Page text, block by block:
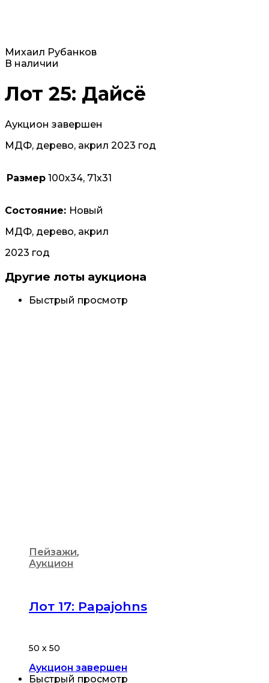
Михаил Рубанков
В наличии
Лот 25: Дайсё
Аукцион завершен
МДФ, дерево, акрил 2023 год
Размер 100х34, 71х31
Состояние: Новый
МДФ, дерево, акрил
2023 год
Другие лоты аукциона
Быстрый просмотр
Пейзажи,
Аукцион
Лот 17: Papajohns
50 х 50
Аукцион завершен
Быстрый просмотр